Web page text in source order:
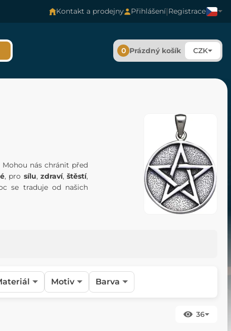
Kontakt a prodejny Přihlášení|Registrace
0 Prázdný košík CZK
nás chránit před
, pro sílu, zdraví,štěstí,
se traduje od našich
Motiv Barva
36